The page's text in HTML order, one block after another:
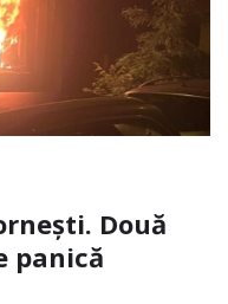
Două
panică